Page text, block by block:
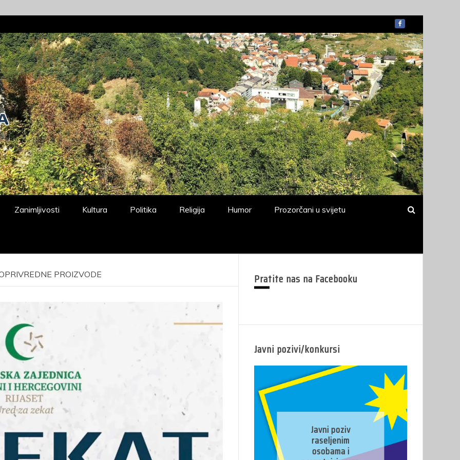
Zanimljivosti Kultura Politika Religija Humor Prozorčani u svijetu
PROIZVODE
Pratite nas na Facebooku
Javni pozivi/konkursi
Javni poziv za
odrađivanje
Javni poziv
raseljenim
Javni konkurs za
prijavu kandidata
za imenovanje
predsjednika/zamj